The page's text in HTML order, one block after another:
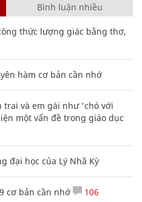
Bình luận nhiều
thức lượng giác bằng thơ,
hàm cơ bản cần nhớ
trai và em gái như 'chó với
một vấn đề trong giáo dục
đại học của Lý Nhã Kỳ
cơ bản cần nhớ 106